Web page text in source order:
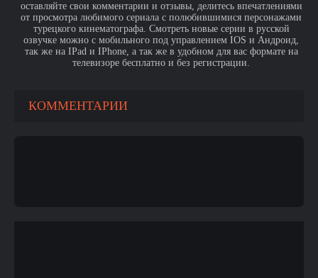
оставляйте свои комментарии и отзывы, делитесь впечатлениями
от просмотра любимого сериала с полюбившимися персонажами
турецкого кинематографа. Смотреть новые серии в русской
озвучке можно с мобильного под управлением IOS и Андроид,
так же на IPad и IPhone, а так же в удобном для вас формате на
телевизоре бесплатно и без регистрации.
КОММЕНТАРИИ